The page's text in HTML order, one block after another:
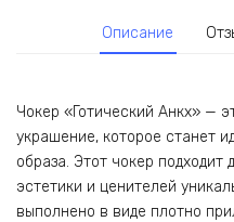
Описание
Чокер «Готический Анкх» —
украшение, которое станет
образа. Этот чокер подходит
эстетики и ценителей
выполнено в виде плотно